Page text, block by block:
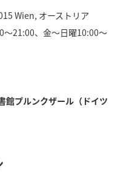
Wien, オーストリア
〜21:00、金〜日曜10:00〜
館プルンクザール（ドイツ